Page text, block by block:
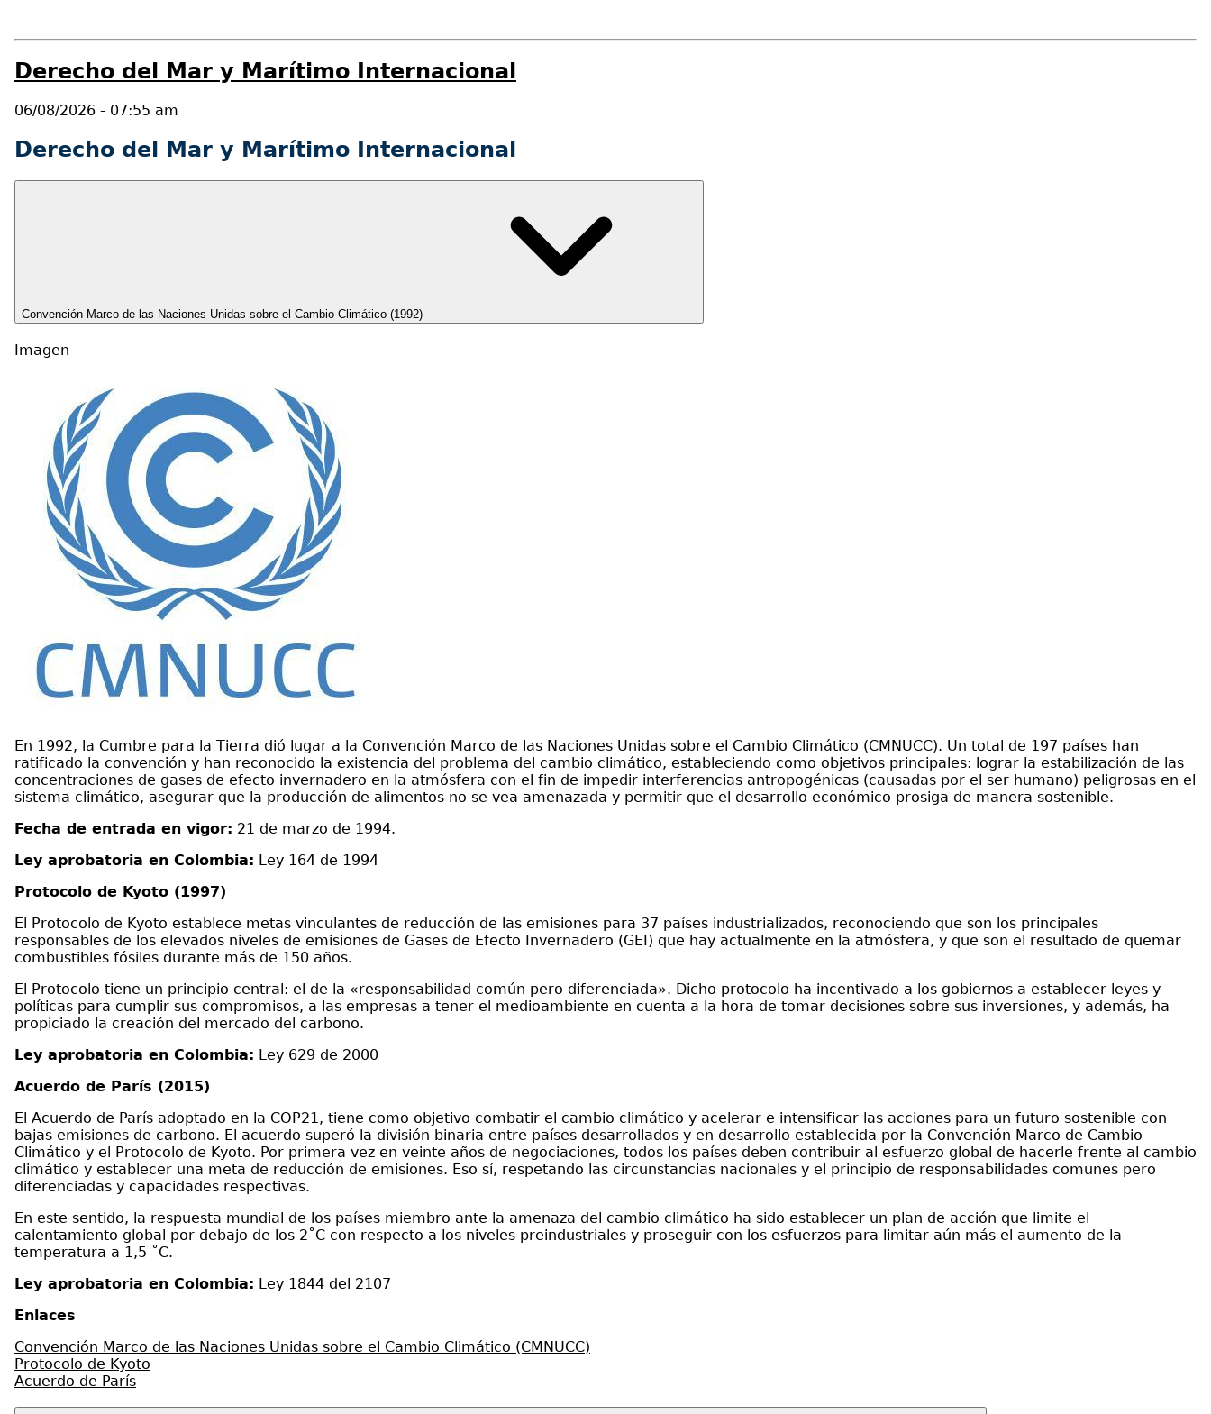
Derecho del Mar y Marítimo Internacional
06/08/2026 - 07:55 am
Derecho del Mar y Marítimo Internacional
Convención Marco de las Naciones Unidas sobre el Cambio Climático (1992)
Imagen
En 1992, la Cumbre para la Tierra dió lugar a la Convención Marco de las Naciones Unidas sobre el Cambio Climático (CMNUCC). Un total de 197 países han
ratificado la convención y han reconocido la existencia del problema del cambio climático, estableciendo como objetivos principales: lograr la estabilización de las
concentraciones de gases de efecto invernadero en la atmósfera con el fin de impedir interferencias antropogénicas (causadas por el ser humano) peligrosas en el
sistema climático, asegurar que la producción de alimentos no se vea amenazada y permitir que el desarrollo económico prosiga de manera sostenible.
Fecha de entrada en vigor: 21 de marzo de 1994.
Ley aprobatoria en Colombia: Ley 164 de 1994
Protocolo de Kyoto (1997)
El Protocolo de Kyoto establece metas vinculantes de reducción de las emisiones para 37 países industrializados, reconociendo que son los principales
responsables de los elevados niveles de emisiones de Gases de Efecto Invernadero (GEI) que hay actualmente en la atmósfera, y que son el resultado de quemar
combustibles fósiles durante más de 150 años.
El Protocolo tiene un principio central: el de la «responsabilidad común pero diferenciada». Dicho protocolo ha incentivado a los gobiernos a establecer leyes y
políticas para cumplir sus compromisos, a las empresas a tener el medioambiente en cuenta a la hora de tomar decisiones sobre sus inversiones, y además, ha
propiciado la creación del mercado del carbono.
Ley aprobatoria en Colombia: Ley 629 de 2000
Acuerdo de París (2015)
El Acuerdo de París adoptado en la COP21, tiene como objetivo combatir el cambio climático y acelerar e intensificar las acciones para un futuro sostenible con
bajas emisiones de carbono. El acuerdo superó la división binaria entre países desarrollados y en desarrollo establecida por la Convención Marco de Cambio
Climático y el Protocolo de Kyoto. Por primera vez en veinte años de negociaciones, todos los países deben contribuir al esfuerzo global de hacerle frente al cambio
climático y establecer una meta de reducción de emisiones. Eso sí, respetando las circunstancias nacionales y el principio de responsabilidades comunes pero
diferenciadas y capacidades respectivas.
En este sentido, la respuesta mundial de los países miembro ante la amenaza del cambio climático ha sido establecer un plan de acción que limite el
calentamiento global por debajo de los 2˚C con respecto a los niveles preindustriales y proseguir con los esfuerzos para limitar aún más el aumento de la
temperatura a 1,5 ˚C.
Ley aprobatoria en Colombia: Ley 1844 del 2107
Enlaces
Convención Marco de las Naciones Unidas sobre el Cambio Climático (CMNUCC)
Protocolo de Kyoto
Acuerdo de París